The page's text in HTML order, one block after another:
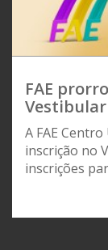
FAE
A FAE
inscrição no
inscrições